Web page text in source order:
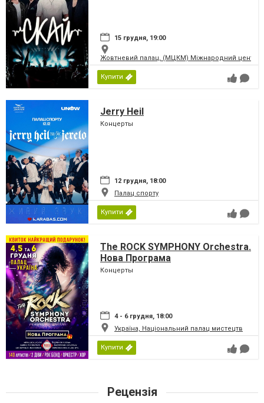
15 грудня, 19:00
Жовтневий палац, (МЦКМ) Міжнародний центр
Купити
Jerry Heil
Концерты
12 грудня, 18:00
Палац спорту
Купити
The ROCK SYMPHONY Orchestra.
Нова Програма
Концерты
4 - 6 грудня, 18:00
Україна, Національний палац мистецтв
Купити
Рецензія